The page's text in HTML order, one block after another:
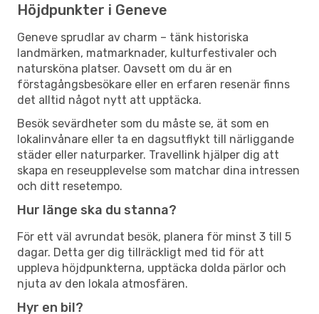
Höjdpunkter i Geneve
Geneve sprudlar av charm – tänk historiska
landmärken, matmarknader, kulturfestivaler och
natursköna platser. Oavsett om du är en
förstagångsbesökare eller en erfaren resenär finns
det alltid något nytt att upptäcka.
Besök sevärdheter som du måste se, ät som en
lokalinvånare eller ta en dagsutflykt till närliggande
städer eller naturparker. Travellink hjälper dig att
skapa en reseupplevelse som matchar dina intressen
och ditt resetempo.
Hur länge ska du stanna?
För ett väl avrundat besök, planera för minst 3 till 5
dagar. Detta ger dig tillräckligt med tid för att
uppleva höjdpunkterna, upptäcka dolda pärlor och
njuta av den lokala atmosfären.
Hyr en bil?